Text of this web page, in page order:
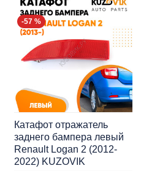
-57 %
Катафот отражатель
заднего бампера левый
Renault Logan 2 (2012-
2022) KUZOVIK